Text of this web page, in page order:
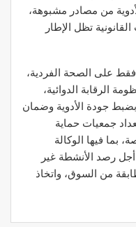
من مصادر مشبوهة،
تظل الإطار
على الصحة الفردية،
الرقابة الدوائية،
جودة الأدوية وضمان
جمعيات حماية
بما فيها الوكالة
أجل رصد الأنشطة غير
من السوق، واتخاذ